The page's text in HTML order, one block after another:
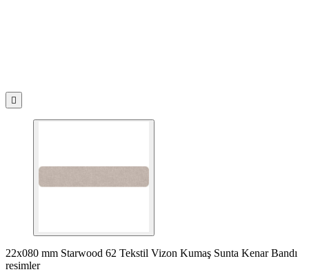

22x080 mm Starwood 62 Tekstil Vizon Kumaş Sunta Kenar Bandı
resimler